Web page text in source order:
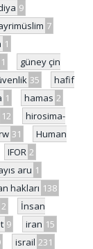
9
7
1
1
güney çin
35
hafif
1 hamas 2
12
hirosima-
31
Human
IFOR 2
aru 1
hakları 138
2
İnsan
9 iran 15
israil 231